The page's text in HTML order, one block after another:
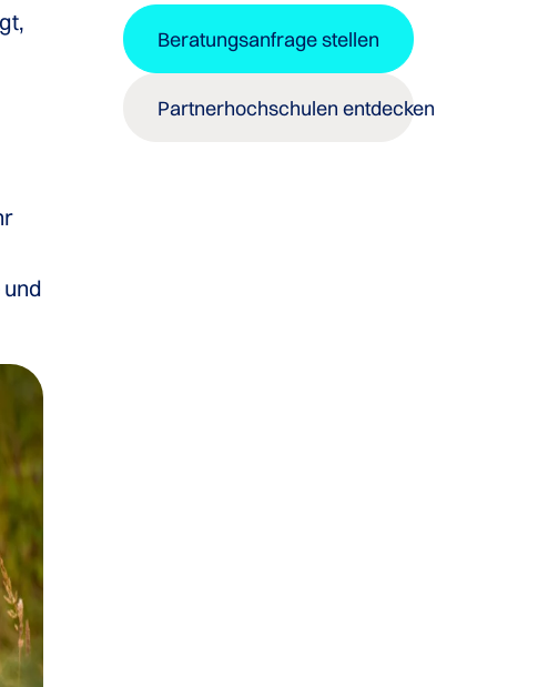
Beratungsanfrage stellen
Partnerhochschulen entdecken